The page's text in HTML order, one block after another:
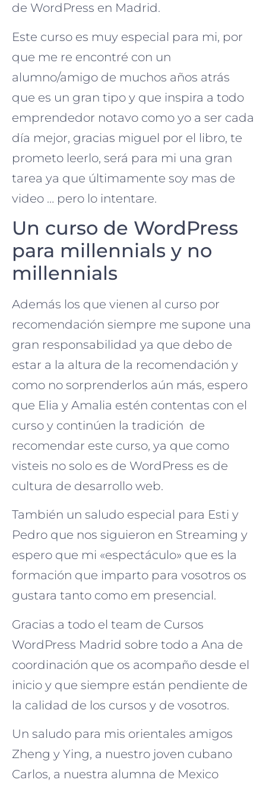
de WordPress en Madrid.
Este curso es muy especial para mi, por
que me re encontré con un
alumno/amigo de muchos años atrás
que es un gran tipo y que inspira a todo
emprendedor notavo como yo a ser cada
día mejor, gracias miguel por el libro, te
prometo leerlo, será para mi una gran
tarea ya que últimamente soy mas de
video … pero lo intentare.
Un curso de WordPress
para millennials y no
millennials
Además los que vienen al curso por
recomendación siempre me supone una
gran responsabilidad ya que debo de
estar a la altura de la recomendación y
como no sorprenderlos aún más, espero
que Elia y Amalia estén contentas con el
curso y continúen la tradición de
recomendar este curso, ya que como
visteis no solo es de WordPress es de
cultura de desarrollo web.
También un saludo especial para Esti y
Pedro que nos siguieron en Streaming y
espero que mi «espectáculo» que es la
formación que imparto para vosotros os
gustara tanto como em presencial.
Gracias a todo el team de Cursos
WordPress Madrid sobre todo a Ana de
coordinación que os acompaño desde el
inicio y que siempre están pendiente de
la calidad de los cursos y de vosotros.
Un saludo para mis orientales amigos
Zheng y Ying, a nuestro joven cubano
Carlos, a nuestra alumna de Mexico